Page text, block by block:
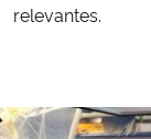
relevantes.